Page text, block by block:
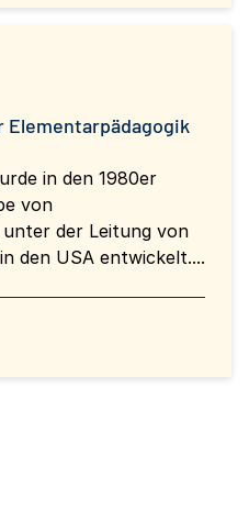
Elementarpädagogik
in den 1980er
von
unter der Leitung von
den USA entwickelt....